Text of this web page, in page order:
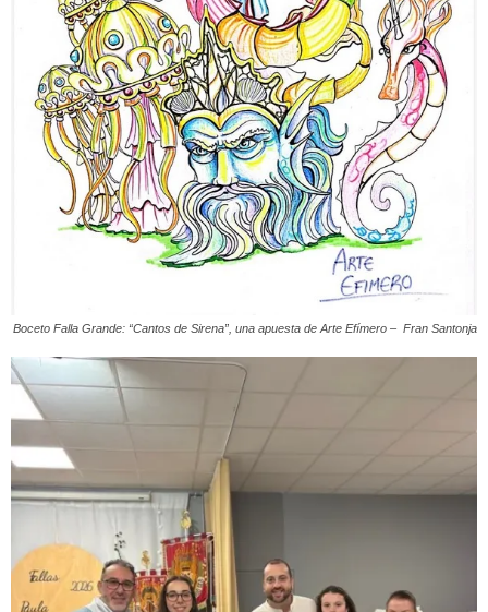
Boceto Falla Grande: “Cantos de Sirena”, una apuesta de Arte Efímero – Fran Santonja